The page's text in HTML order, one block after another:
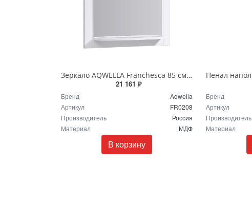
Зеркало AQWELLA Franchesca 85 см Белый FR0208
21 161 ₽
Бренд
Aqwella
Артикул
FR0208
Производитель
Россия
Материал
МДФ
В корзину
Бренд
Артикул
Производитель
Материал